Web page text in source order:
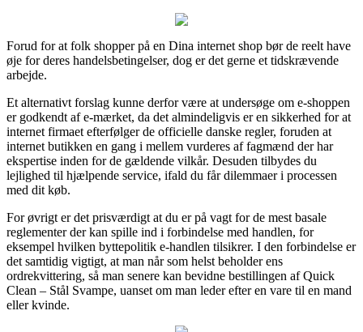
Forud for at folk shopper på en Dina internet shop bør de reelt have
øje for deres handelsbetingelser, dog er det gerne et tidskrævende
arbejde.
Et alternativt forslag kunne derfor være at undersøge om e-shoppen
er godkendt af e-mærket, da det almindeligvis er en sikkerhed for at
internet firmaet efterfølger de officielle danske regler, foruden at
internet butikken en gang i mellem vurderes af fagmænd der har
ekspertise inden for de gældende vilkår. Desuden tilbydes du
lejlighed til hjælpende service, ifald du får dilemmaer i processen
med dit køb.
For øvrigt er det prisværdigt at du er på vagt for de mest basale
reglementer der kan spille ind i forbindelse med handlen, for
eksempel hvilken byttepolitik e-handlen tilsikrer. I den forbindelse er
det samtidig vigtigt, at man når som helst beholder ens
ordrekvittering, så man senere kan bevidne bestillingen af Quick
Clean – Stål Svampe, uanset om man leder efter en vare til en mand
eller kvinde.